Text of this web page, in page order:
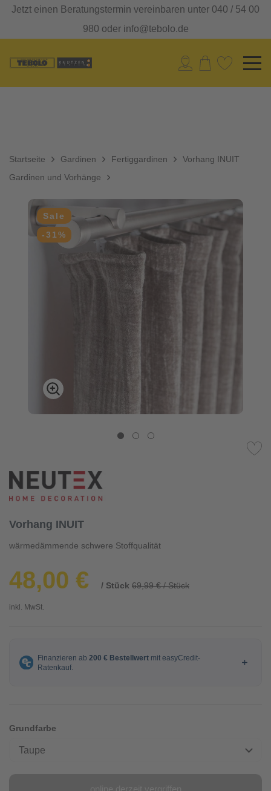
Jetzt einen Beratungstermin vereinbaren unter 040 / 54 00
980 oder info@tebolo.de
Startseite Gardinen
Fertiggardinen
Gardinen und Vorhänge
Vorhang INUIT
Sale
-31%
Vorhang INUIT
wärmedämmende schwere Stoffqualität
48,00 € / Stück 69,99 € / Stück
inkl. MwSt.
Grundfarbe
Taupe